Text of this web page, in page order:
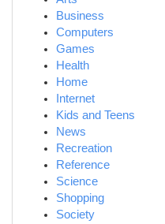
Business
Computers
Games
Health
Home
Internet
Kids and Teens
News
Recreation
Reference
Science
Shopping
Society